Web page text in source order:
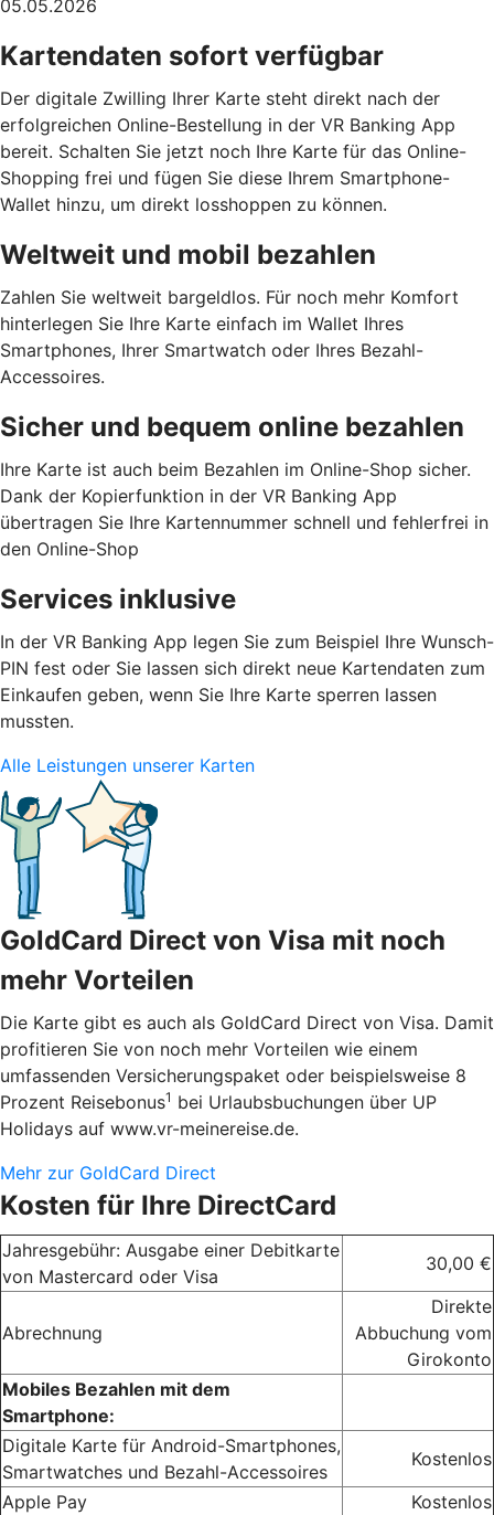
05.05.2026
Kartendaten sofort verfügbar
Der digitale Zwilling Ihrer Karte steht direkt nach der
erfolgreichen Online-Bestellung in der VR Banking App
bereit. Schalten Sie jetzt noch Ihre Karte für das Online-
Shopping frei und fügen Sie diese Ihrem Smartphone-
Wallet hinzu, um direkt losshoppen zu können.
Weltweit und mobil bezahlen
Zahlen Sie weltweit bargeldlos. Für noch mehr Komfort
hinterlegen Sie Ihre Karte einfach im Wallet Ihres
Smartphones, Ihrer Smartwatch oder Ihres Bezahl-
Accessoires.
Sicher und bequem online bezahlen
Ihre Karte ist auch beim Bezahlen im Online-Shop sicher.
Dank der Kopierfunktion in der VR Banking App
übertragen Sie Ihre Kartennummer schnell und fehlerfrei in
den Online-Shop
Services inklusive
In der VR Banking App legen Sie zum Beispiel Ihre Wunsch-
PIN fest oder Sie lassen sich direkt neue Kartendaten zum
Einkaufen geben, wenn Sie Ihre Karte sperren lassen
mussten.
Alle Leistungen unserer Karten
GoldCard Direct von Visa mit noch
mehr Vorteilen
Die Karte gibt es auch als GoldCard Direct von Visa. Damit
profitieren Sie von noch mehr Vorteilen wie einem
umfassenden Versicherungspaket oder beispielsweise 8
Prozent Reisebonus1 bei Urlaubsbuchungen über UP
Holidays auf www.vr-meinereise.de.
Mehr zur GoldCard Direct
Kosten für Ihre DirectCard
Jahresgebühr: Ausgabe einer Debitkarte
von Mastercard oder Visa
30,00 €
Abrechnung
Direkte
Abbuchung vom
Girokonto
Mobiles Bezahlen mit dem
Smartphone:
Digitale Karte für Android-Smartphones,
Smartwatches und Bezahl-Accessoires
Kostenlos
Apple Pay
Kostenlos